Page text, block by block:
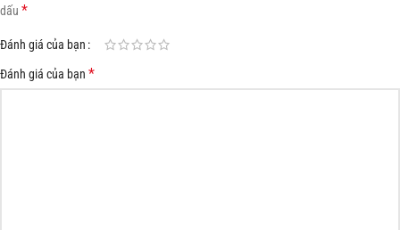
dấu *
Đánh giá của bạn
Đánh giá của bạn *